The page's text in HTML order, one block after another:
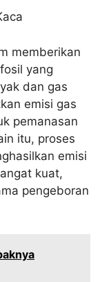
memberikan
yang
dan gas
emisi gas
pemanasan
itu, proses
emisi
kuat,
pengeboran